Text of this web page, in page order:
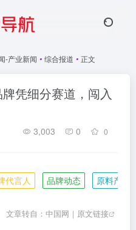
-产业新闻 • 综合报道 • 正文
凭细分赛道，闯入
3,003 0 0
代言人 品牌动态 原料产业
文章转自： 中国网｜ 原文链接